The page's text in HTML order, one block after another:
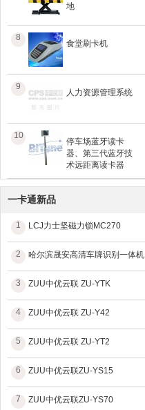
地
8
食堂刷卡机
9
人力资源管理系统
10
停车场蓝牙读卡
器、第三代蓝牙技
术远距离读卡器
一卡通新品
1 LCJ力士坚磁力锁MC270
2 哈尔滨晟安高清车牌识别一体机
3 ZUU中优云联 ZU-YTK
4 ZUU中优云联 ZU-Y42
5 ZUU中优云联 ZU-YT2
6 ZUU中优云联ZU-YS15
7 ZUU中优云联ZU-YS70